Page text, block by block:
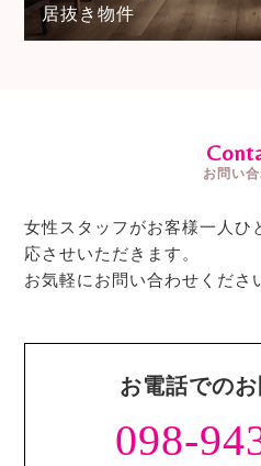
居抜き物件
お問い
女性スタッフがお客様一人ひ
応させいただきます。
お気軽にお問い合わせくださ
お電話での
098-